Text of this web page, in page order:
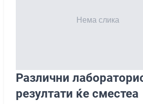
Различни
резултати ќе сместеа